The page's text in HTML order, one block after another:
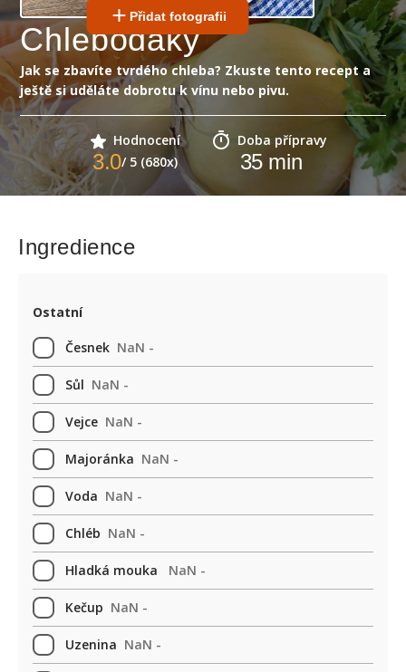
Přidat fotografii
Chlebodáky
Jak se zbavíte tvrdého chleba? Zkuste tento recept a
ještě si uděláte dobrotu k vínu nebo pivu.
Hodnocení
3.0/ 5 (680x)
Doba přípravy
35min
Ingredience
Ostatní
Česnek NaN -
Sůl NaN -
Vejce NaN -
Majoránka NaN -
Voda NaN -
Chléb NaN -
Hladká mouka NaN -
Kečup NaN -
Uzenina NaN -